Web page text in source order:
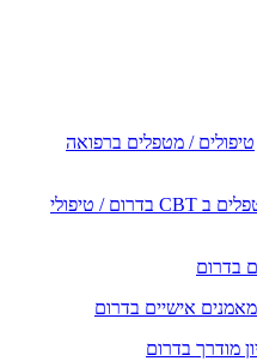
טיפולים / מטפלים ברפואה
מטפלים ב CBT בדרום / טיפולי
בדרום
מאמנים אישיים בדרום
מודרך בדרום